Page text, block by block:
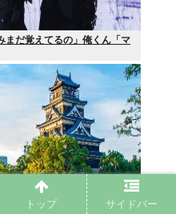
まだ覚えてるの」俺くん「マ
トップ サイドバー